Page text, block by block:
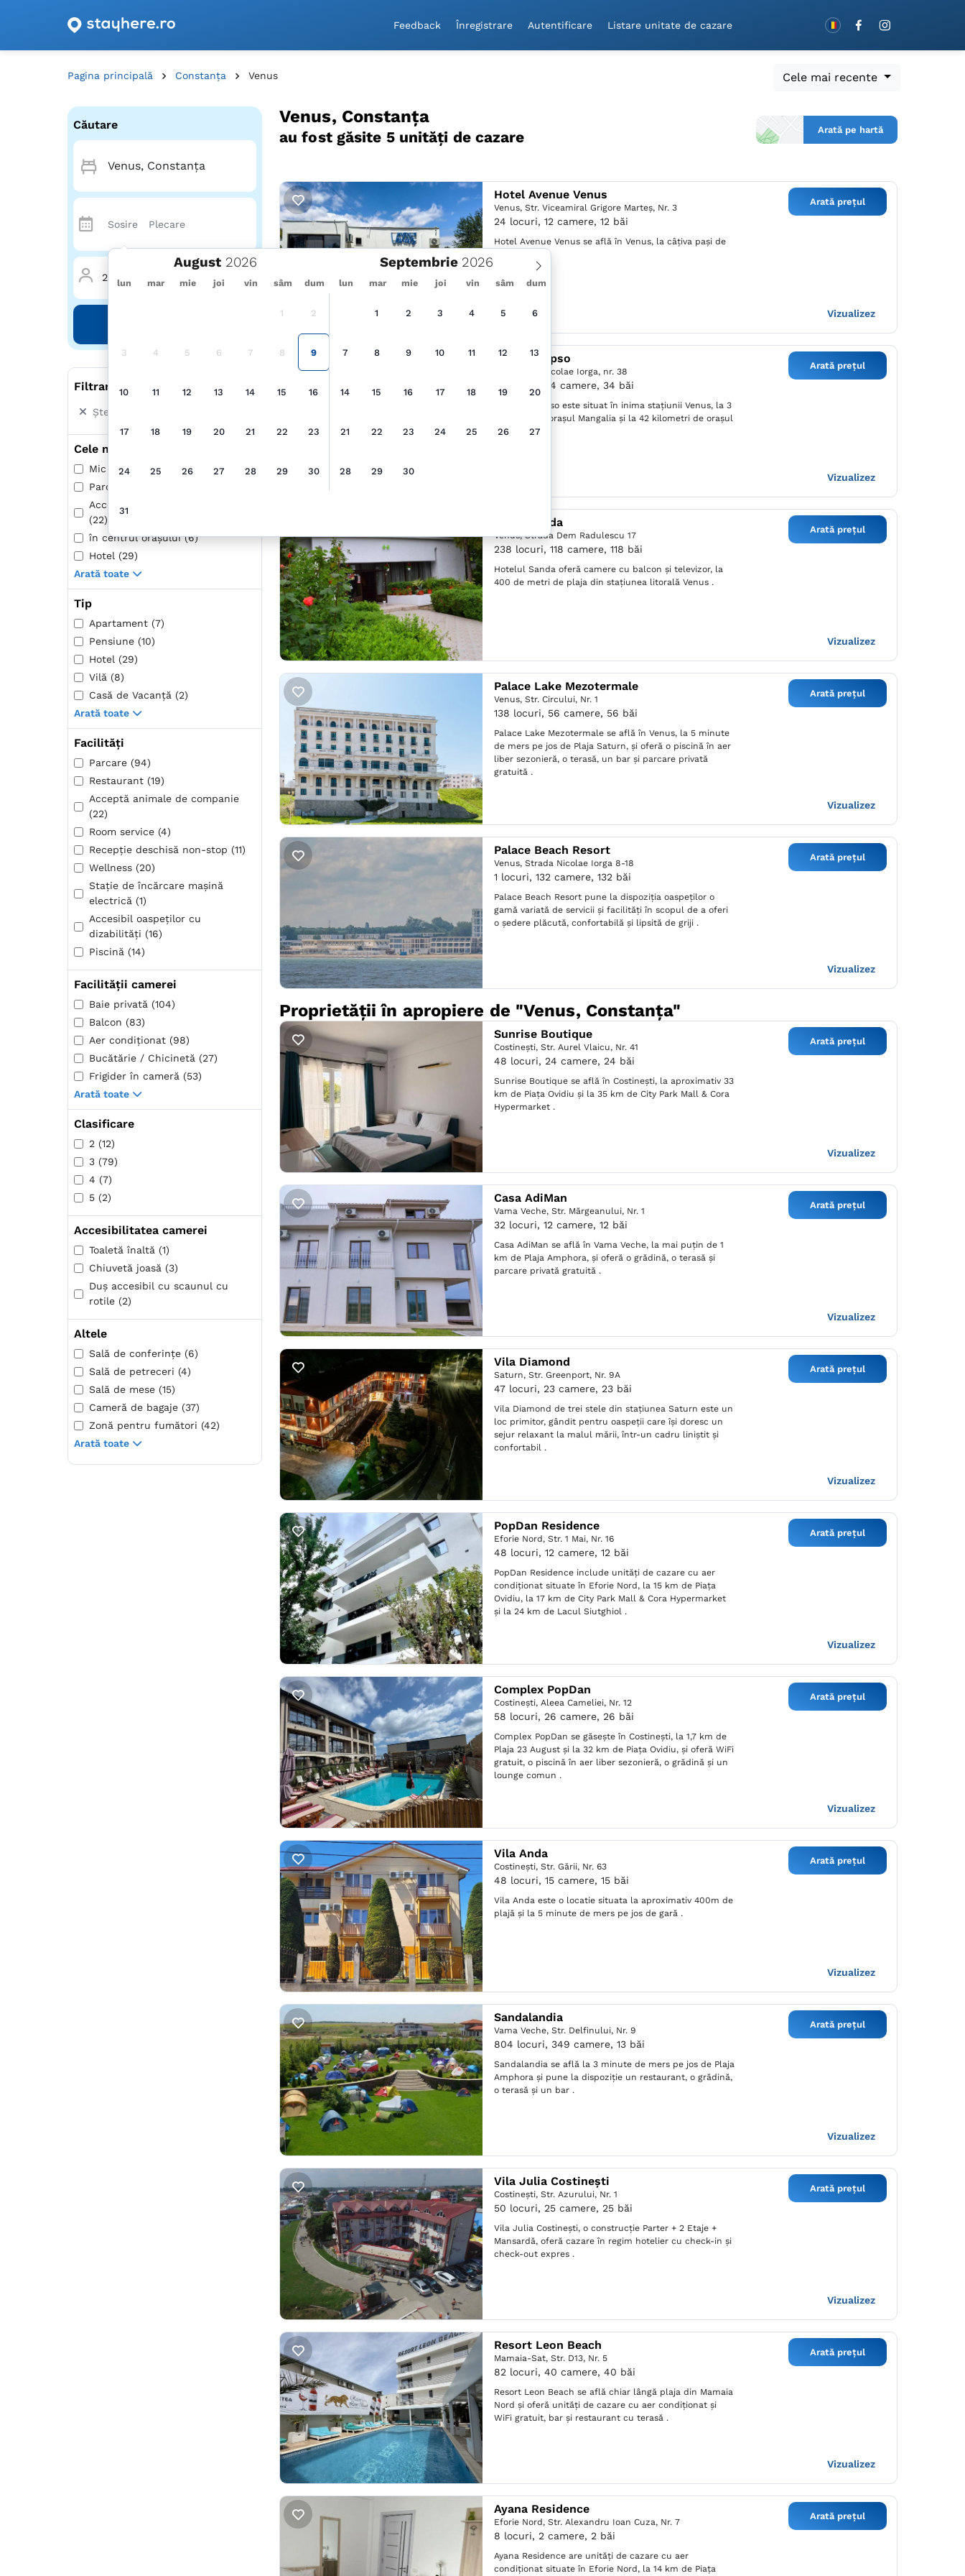
Feedback
Înregistrare Autentificare Listare unitate de cazare
Pagina principală Constanța Venus Cele mai recente
Căutare
2 Adulți · 1 Cameră
Filtrare după
Șterge toate filtrele
Cele mai populare
Mic dejun inclus (19)
Parcare (94)
Acceptă animale de companie
(22)
în centrul oraşului (6)
Hotel (29)
Arată toate
Tip
Apartament (7)
Pensiune (10)
Hotel (29)
Vilă (8)
Casă de Vacanță (2)
Arată toate
Facilități
Parcare (94)
Restaurant (19)
Acceptă animale de companie
(22)
Room service (4)
Recepţie deschisă non-stop (11)
Wellness (20)
Stație de încărcare mașină
electrică (1)
Accesibil oaspeților cu
dizabilități (16)
Piscină (14)
Facilității camerei
Baie privată (104)
Balcon (83)
Aer condiţionat (98)
Bucătărie / Chicinetă (27)
Frigider în cameră (53)
Arată toate
Clasificare
2 (12)
3 (79)
4 (7)
5 (2)
Accesibilitatea camerei
Toaletă înaltă (1)
Chiuvetă joasă (3)
Duș accesibil cu scaunul cu
rotile (2)
Altele
Sală de conferințe (6)
Sală de petreceri (4)
Sală de mese (15)
Cameră de bagaje (37)
Zonă pentru fumători (42)
Arată toate
Venus, Constanța
au fost găsite 5 unităţi de cazare Arată pe hartă
Hotel Avenue Venus
Venus,Str. Viceamiral Grigore Marteș, Nr. 3
24 locuri, 12 camere, 12 băi
Hotel Avenue Venus se află în Venus, la câțiva pași de
Arată prețul
Vizualizez
Hotel Calipso
Str. Nicolae Iorga, nr. 38
58 locuri, 34 camere, 34 băi
Hotelul Calipso este situat în inima stațiunii Venus, la 3
kilometri de orașul Mangalia și la 42 kilometri de orașul
Constanta .
Arată prețul
Vizualizez
Hotel Sanda
Venus,Strada Dem Radulescu 17
238 locuri, 118 camere, 118 băi
Hotelul Sanda oferă camere cu balcon şi televizor, la
400 de metri de plaja din staţiunea litorală Venus .
Arată prețul
Vizualizez
Palace Lake Mezotermale
Venus,Str. Circului, Nr. 1
138 locuri, 56 camere, 56 băi
Palace Lake Mezotermale se află în Venus, la 5 minute
de mers pe jos de Plaja Saturn, și oferă o piscină în aer
liber sezonieră, o terasă, un bar și parcare privată
gratuită .
Arată prețul
Vizualizez
Palace Beach Resort
Venus,Strada Nicolae Iorga 8-18
1 locuri, 132 camere, 132 băi
Palace Beach Resort pune la dispoziția oaspeților o
gamă variată de servicii și facilități în scopul de a oferi
o ședere plăcută, confortabilă și lipsită de griji .
Arată prețul
Vizualizez
Proprietății în apropiere de "Venus, Constanța"
Sunrise Boutique
Costineşti,Str. Aurel Vlaicu, Nr. 41
48 locuri, 24 camere, 24 băi
Sunrise Boutique se află în Costineşti, la aproximativ 33
km de Piaţa Ovidiu și la 35 km de City Park Mall & Cora
Hypermarket .
Arată prețul
Vizualizez
Casa AdiMan
Vama Veche,Str. Mărgeanului, Nr. 1
32 locuri, 12 camere, 12 băi
Casa AdiMan se află în Vama Veche, la mai puțin de 1
km de Plaja Amphora, și oferă o grădină, o terasă și
parcare privată gratuită .
Arată prețul
Vizualizez
Vila Diamond
Saturn,Str. Greenport, Nr. 9A
47 locuri, 23 camere, 23 băi
Vila Diamond de trei stele din stațiunea Saturn este un
loc primitor, gândit pentru oaspeții care își doresc un
sejur relaxant la malul mării, într-un cadru liniștit și
confortabil .
Arată prețul
Vizualizez
PopDan Residence
Eforie Nord,Str. 1 Mai, Nr. 16
48 locuri, 12 camere, 12 băi
PopDan Residence include unități de cazare cu aer
condiționat situate în Eforie Nord, la 15 km de Piaţa
Ovidiu, la 17 km de City Park Mall & Cora Hypermarket
și la 24 km de Lacul Siutghiol .
Arată prețul
Vizualizez
Complex PopDan
Costineşti,Aleea Cameliei, Nr. 12
58 locuri, 26 camere, 26 băi
Complex PopDan se găsește în Costineşti, la 1,7 km de
Plaja 23 August și la 32 km de Piaţa Ovidiu, și oferă WiFi
gratuit, o piscină în aer liber sezonieră, o grădină și un
lounge comun .
Arată prețul
Vizualizez
Vila Anda
Costineşti,Str. Gării, Nr. 63
48 locuri, 15 camere, 15 băi
Vila Anda este o locatie situata la aproximativ 400m de
plajă și la 5 minute de mers pe jos de gară .
Arată prețul
Vizualizez
Sandalandia
Vama Veche,Str. Delfinului, Nr. 9
804 locuri, 349 camere, 13 băi
Sandalandia se află la 3 minute de mers pe jos de Plaja
Amphora și pune la dispoziție un restaurant, o grădină,
o terasă și un bar .
Arată prețul
Vizualizez
Vila Julia Costinești
Costineşti,Str. Azurului, Nr. 1
50 locuri, 25 camere, 25 băi
Vila Julia Costinești, o construcție Parter + 2 Etaje +
Mansardă, oferă cazare în regim hotelier cu check-in și
check-out expres .
Arată prețul
Vizualizez
Resort Leon Beach
Mamaia-Sat,Str. D13, Nr. 5
82 locuri, 40 camere, 40 băi
Resort Leon Beach se află chiar lângă plaja din Mamaia
Nord și oferă unități de cazare cu aer condiționat și
WiFi gratuit, bar și restaurant cu terasă .
Arată prețul
Vizualizez
Ayana Residence
Eforie Nord,Str. Alexandru Ioan Cuza, Nr. 7
8 locuri, 2 camere, 2 băi
Ayana Residence are unități de cazare cu aer
condiționat situate în Eforie Nord, la 14 km de Piaţa
Arată prețul
August Septembrie
lun mar mie joi vin sâm dum lun mar mie joi vin sâm dum
1 2
3 4 5 6 7 8 9
10 11 12 13 14 15 16
17 18 19 20 21 22 23
24 25 26 27 28 29 30
31
1 2 3 4 5 6
7 8 9 10 11 12 13
14 15 16 17 18 19 20
21 22 23 24 25 26 27
28 29 30